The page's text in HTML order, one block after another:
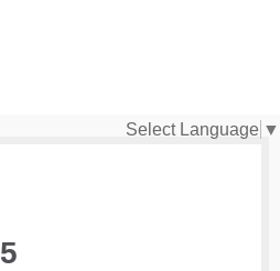
Select Language ▼